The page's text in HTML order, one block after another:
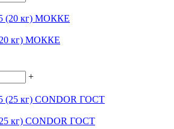
кг) МОККЕ
+
кг) CONDOR ГОСТ